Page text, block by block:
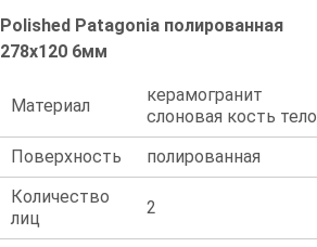
Polished Patagonia полированная
278x120 6мм
Материал
керамогранит
слоновая кость тело
Поверхность
полированная
Количество
лиц
2